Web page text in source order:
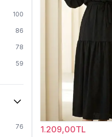
100
86
78
59
76 1.209,00TL